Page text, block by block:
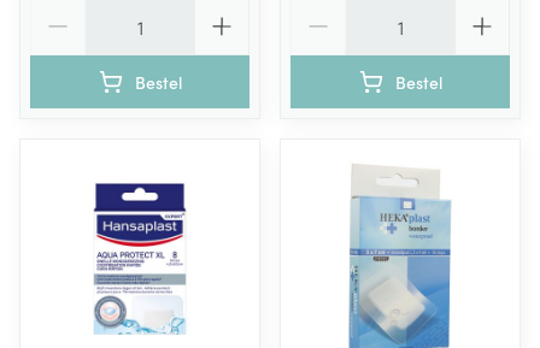
Bestel Bestel